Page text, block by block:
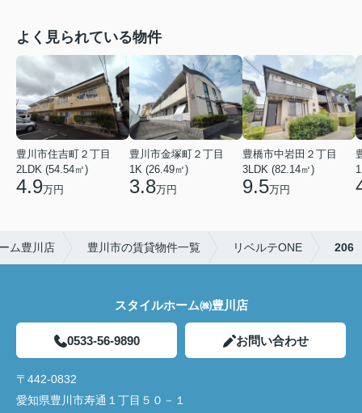
よく見られている物件
豊川市住吉町２丁目
2LDK (54.54㎡)
4.9万円
豊川市金塚町２丁目
1K (26.49㎡)
3.8万円
豊橋市中岩田２丁目
3LDK (82.14㎡)
9.5万円
ム豊川店 豊川市の賃貸物件一覧 リベルテONE 206
スタイルホーム㈱豊川店
0533-56-9890 お問い合わせ
〒442-0832
愛知県豊川市寿通１丁目５０－１